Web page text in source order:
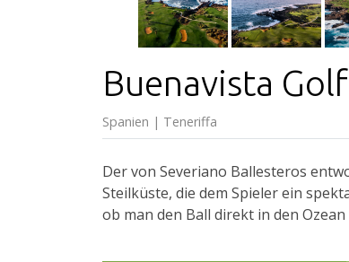
Buenavista Golf
Spanien | Teneriffa
Der von Severiano Ballesteros
Steilküste, die dem Spieler ein
ob man den Ball direkt in den